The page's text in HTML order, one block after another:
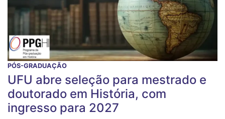
PÓS-GRADUAÇÃO
UFU abre seleção para mestrado e
doutorado em História, com
ingresso para 2027